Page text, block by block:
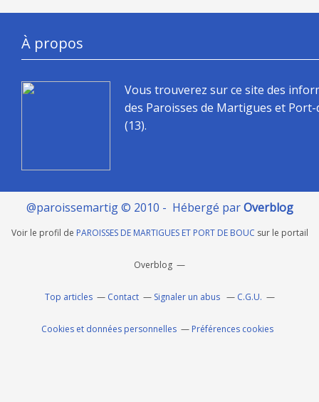
À propos
Vous trouverez sur ce site des
des Paroisses de Martigues et
(13).
@paroissemartig © 2010 - Hébergé parOverblog
Voir le profil de PAROISSES DE MARTIGUES ET PORT DE BOUC sur le portail
Overblog
Top articles Contact Signaler un abus C.G.U.
Cookies et données personnelles Préférences cookies